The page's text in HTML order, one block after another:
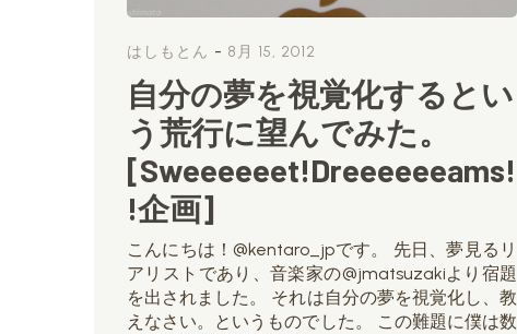
はしもとん - 8月 15, 2012
自分の夢を視覚化するとい
う荒行に望んでみた。
[Sweeeeeet!Dreeeeeeams!
!企画]
こんにちは！@kentaro_jpです。 先日、夢見るリ
アリストであり、音楽家の@jmatsuzakiより宿題
を出されました。 それは自分の夢を視覚化し、教
えなさい。というものでした。 この難題に僕は数